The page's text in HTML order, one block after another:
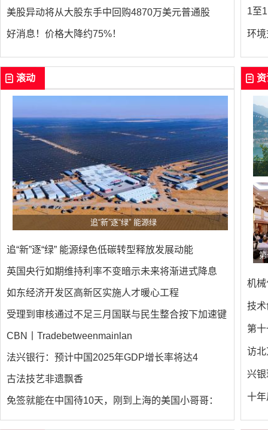
美股异动将从大股东手中回购4870万美元普通股
好消息！价格大降约75%！
1至
环境
滚动
追“新”逐“绿” 能源绿
追“新”逐“绿” 能源绿色低碳转型释放发展动能
英国央行如期维持利率不变暗示未来将渐进式降息
如东经济开发区高新区实施人才暖心工程
受理到审核通过不足三月国联与民生整合按下加速键
CBN丨Tradebetweenmainlan
法兴银行：预计中国2025年GDP增长率将达4
古法技艺非遗飘香
免签就能在中国待10天，刚到上海的美国小哥哥：
资
第
机械
技
第
访
兴银
十